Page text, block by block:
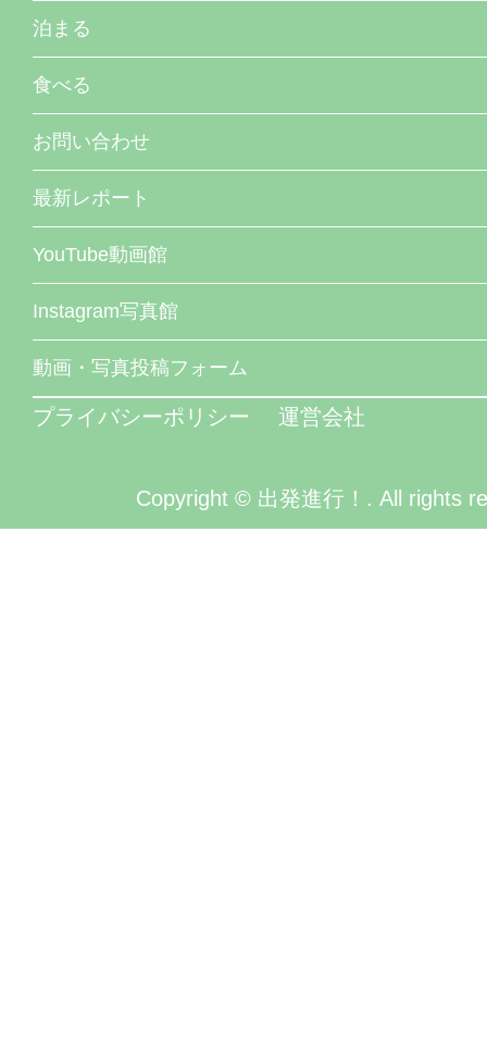
泊まる
食べる
お問い合わせ
最新レポート
YouTube動画館
Instagram写真館
動画・写真投稿フォーム
プライバシーポリシー 運営会社
Copyright © 出発進行！. All rights